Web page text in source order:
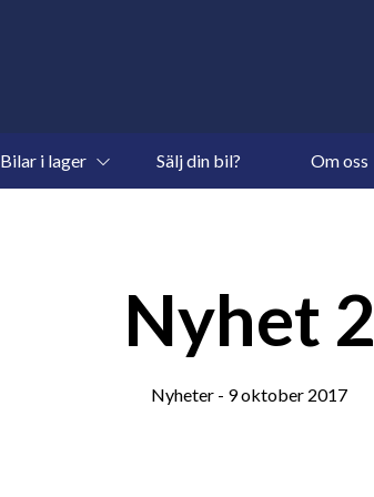
Bilar i lager Sälj din bil? Om oss
Nyhet 2
Nyheter - 9 oktober 2017